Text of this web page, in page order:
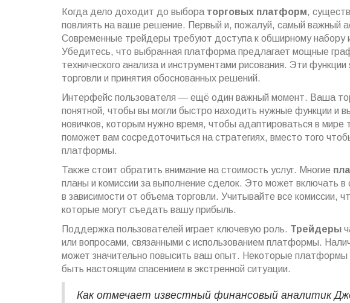
Когда дело доходит до выбора торговых платформ,
повлиять на ваше решение. Первый и, пожалуй, самый важный
Современные трейдеры требуют доступа к обширному набору
Убедитесь, что выбранная платформа предлагает мощные
технического анализа и инструментами рисования. Эти
торговли и принятия обоснованных решений.
Интерфейс пользователя — ещё один важный момент. Ваша
понятной, чтобы вы могли быстро находить нужные функции и
новичков, которым нужно время, чтобы адаптироваться в мире
поможет вам сосредоточиться на стратегиях, вместо того
платформы.
Также стоит обратить внимание на стоимость услуг. Многие
планы и комиссии за выполнение сделок. Это может включать
в зависимости от объема торговли. Учитывайте все комиссии,
которые могут съедать вашу прибыль.
Поддержка пользователей играет ключевую роль. Трейдеры
или вопросами, связанными с использованием платформы.
может значительно повысить ваш опыт. Некоторые
быть настоящим спасением в экстренной ситуации.
Как отмечает известный финансовый аналитик